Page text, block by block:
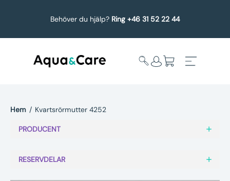
Behöver du hjälp? Ring +46 31 52 22 44
undermeny
Hem / Kvartsrörmutter 4252
PRODUCENT
RESERVDELAR